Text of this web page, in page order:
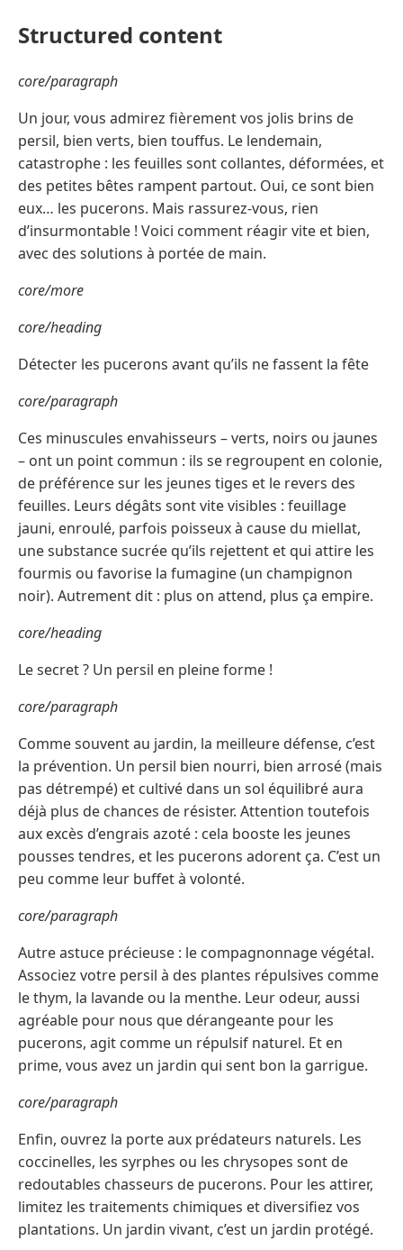
Structured content
core/paragraph
Un jour, vous admirez fièrement vos jolis brins de
persil, bien verts, bien touffus. Le lendemain,
catastrophe : les feuilles sont collantes, déformées, et
des petites bêtes rampent partout. Oui, ce sont bien
eux… les pucerons. Mais rassurez-vous, rien
d’insurmontable ! Voici comment réagir vite et bien,
avec des solutions à portée de main.
core/more
core/heading
Détecter les pucerons avant qu’ils ne fassent la fête
core/paragraph
Ces minuscules envahisseurs – verts, noirs ou jaunes
– ont un point commun : ils se regroupent en colonie,
de préférence sur les jeunes tiges et le revers des
feuilles. Leurs dégâts sont vite visibles : feuillage
jauni, enroulé, parfois poisseux à cause du miellat,
une substance sucrée qu’ils rejettent et qui attire les
fourmis ou favorise la fumagine (un champignon
noir). Autrement dit : plus on attend, plus ça empire.
core/heading
Le secret ? Un persil en pleine forme !
core/paragraph
Comme souvent au jardin, la meilleure défense, c’est
la prévention. Un persil bien nourri, bien arrosé (mais
pas détrempé) et cultivé dans un sol équilibré aura
déjà plus de chances de résister. Attention toutefois
aux excès d’engrais azoté : cela booste les jeunes
pousses tendres, et les pucerons adorent ça. C’est un
peu comme leur buffet à volonté.
core/paragraph
Autre astuce précieuse : le compagnonnage végétal.
Associez votre persil à des plantes répulsives comme
le thym, la lavande ou la menthe. Leur odeur, aussi
agréable pour nous que dérangeante pour les
pucerons, agit comme un répulsif naturel. Et en
prime, vous avez un jardin qui sent bon la garrigue.
core/paragraph
Enfin, ouvrez la porte aux prédateurs naturels. Les
coccinelles, les syrphes ou les chrysopes sont de
redoutables chasseurs de pucerons. Pour les attirer,
limitez les traitements chimiques et diversifiez vos
plantations. Un jardin vivant, c’est un jardin protégé.